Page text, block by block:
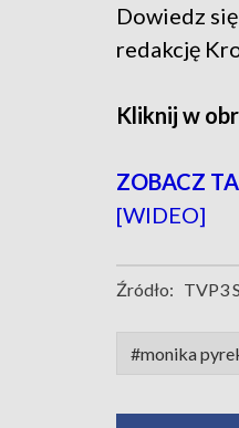
Dowiedz
redakcję
Kliknij w
ZOBACZ
[WIDEO]
Źródło: TVP3
#monika